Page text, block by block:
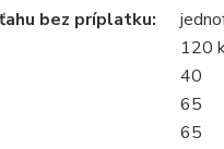
bez príplatku:
120
40
65
65